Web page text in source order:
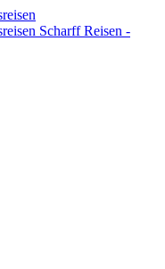
Scharff Reisen -